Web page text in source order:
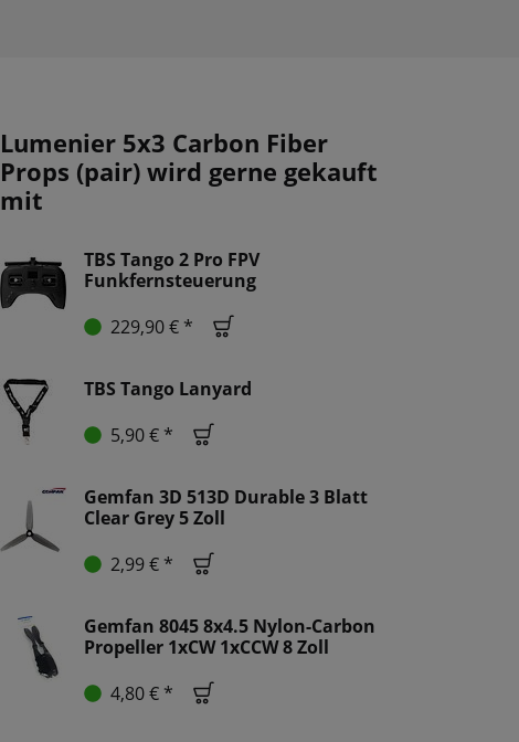
Lumenier 5x3 Carbon Fiber
Props (pair) wird gerne gekauft
mit
TBS Tango 2 Pro FPV
Funkfernsteuerung
229,90 € *
TBS Tango Lanyard
5,90 € *
Gemfan 3D 513D Durable 3 Blatt
Clear Grey 5 Zoll
2,99 € *
Gemfan 8045 8x4.5 Nylon-Carbon
Propeller 1xCW 1xCCW 8 Zoll
4,80 € *